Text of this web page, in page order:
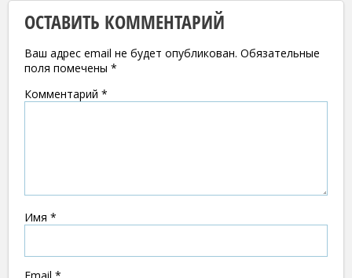
ОСТАВИТЬ КОММЕНТАРИЙ
Ваш адрес email не будет опубликован. Обязательные
поля помечены *
Комментарий *
Имя *